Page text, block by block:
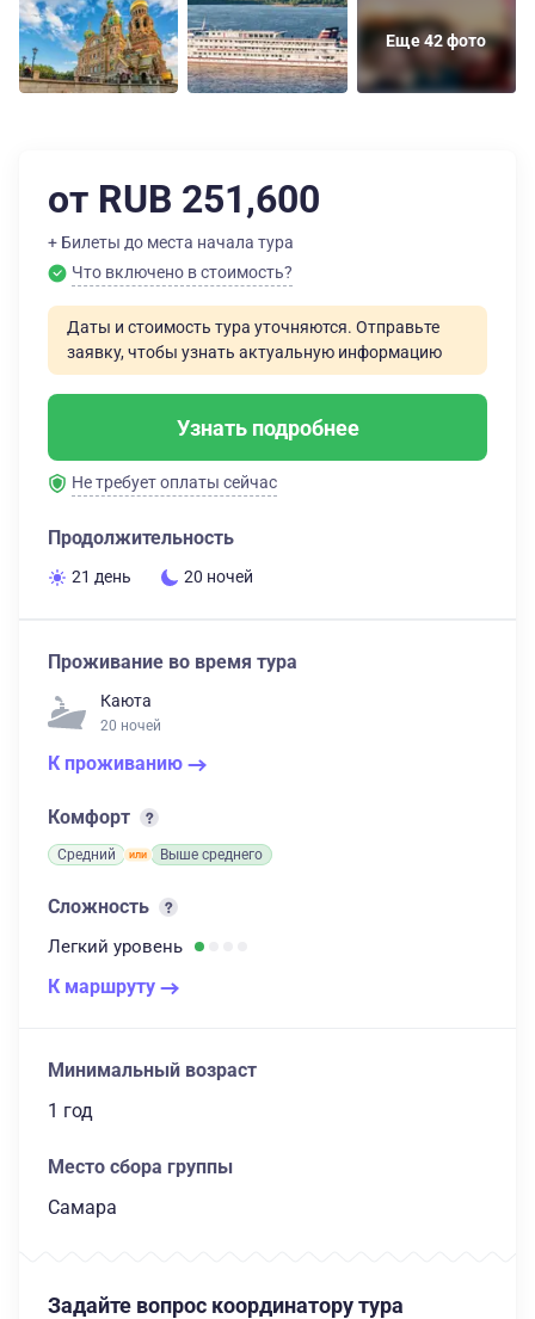
Еще 42 фото
от RUB 251,600
+ Билеты до места начала тура
Что включено в стоимость?
Даты и стоимость тура уточняются. Отправьте
заявку, чтобы узнать актуальную информацию
Узнать подробнее
Не требует оплаты сейчас
Продолжительность
21 день 20 ночей
Проживание во время тура
Каюта
20 ночей
К проживанию
Комфорт
Средний Выше среднего
Сложность
Легкий уровень
К маршруту
Минимальный возраст
1 год
Место сбора группы
Самара
Задайте вопрос координатору тура